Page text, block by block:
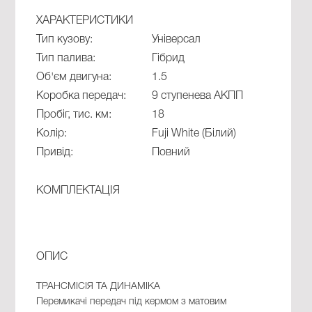
ХАРАКТЕРИСТИКИ
Тип кузову:
Універсал
Тип палива:
Гібрид
Об'єм двигуна:
1.5
Коробка передач:
9 cтупенева АКПП
Пробіг, тис. км:
18
Колір:
Fuji White (Білий)
Привід:
Повний
КОМПЛЕКТАЦІЯ
ОПИС
ТРАНСМІСІЯ ТА ДИНАМІКА
Перемикачі передач під кермом з матовим